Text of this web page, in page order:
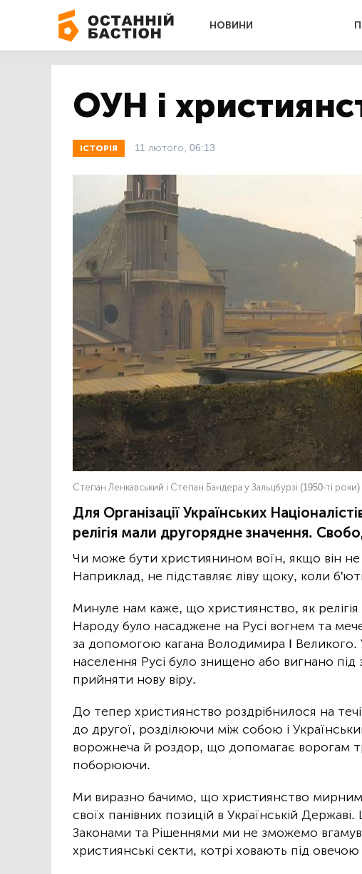
НОВИНИ
ОУН і
ІСТОРІЯ 11 лютого, 06:13
Степан Ленкавський і Степан Бандера у Зальцбурзі (1950-ті роки)
Для Організації Українських
релігія мали другорядне значення.
Чи може бути християнином воїн, якщо він не
Наприклад, не підставляє ліву щоку, коли
Минуле нам каже, що християнство, як
Народу було насаджене на Русі вогнем та
за допомогою кагана Володимира I Великого.
населення Русі було знищено або вигнано під
прийняти нову віру.
До тепер християнство роздрібнилося на
до другої, розділюючи між собою і
ворожнеча й роздор, що допомагає ворогам
поборюючи.
Ми виразно бачимо, що християнство мирним
своїх панівних позицій в Українській
Законами та Рішеннями ми не зможемо
християнські секти, котрі ховають під